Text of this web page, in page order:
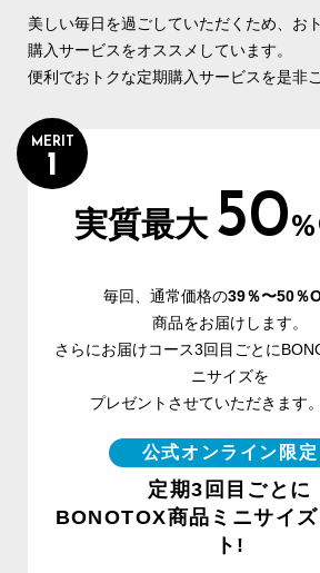
美しい毎日を過ごしていただくため、お
購入サービスをオススメしています。
便利でおトクな定期購入サービスを是非
MERIT
1
実質最大 50
毎回、通常価格の39％〜50％
商品をお届けします。
さらにお届けコース3回目ごとに
ニサイズを
プレゼントさせていただき
公式オンライン限定
定期3回目ごとに
BONOTOX商品ミニサイ
ト!